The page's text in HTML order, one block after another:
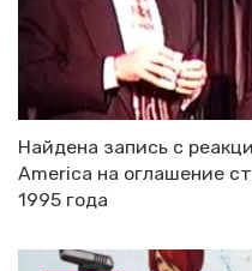
Найдена запись с
America на оглашение
1995 года